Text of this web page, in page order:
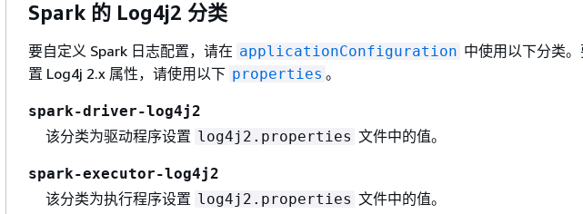
Spark 的 Log4j2 分类
要自定义 Spark 日志配置，请在 applicationConfiguration 中使用以下分类
置 Log4j 2.x 属性，请使用以下 properties 。
spark-driver-log4j2
该分类为驱动程序设置 log4j2.properties 文件中的值。
spark-executor-log4j2
该分类为执行程序设置 log4j2.properties 文件中的值。